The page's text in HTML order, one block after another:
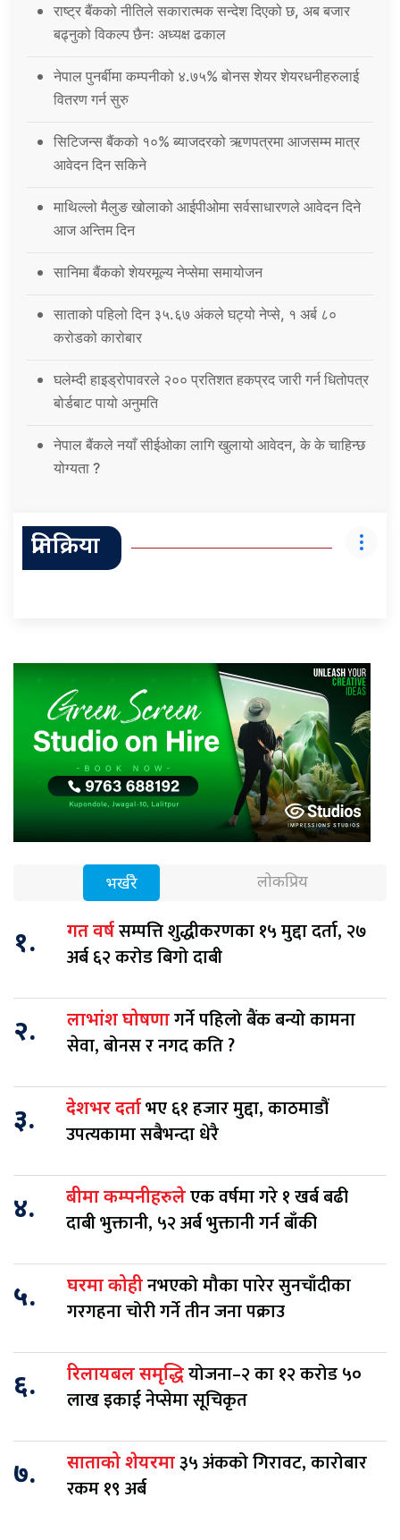
राष्ट्र बैंकको नीतिले सकारात्मक सन्देश दिएको छ, अब बजार
बढ्नुको विकल्प छैनः अध्यक्ष ढकाल
नेपाल पुनर्बीमा कम्पनीको ४.७५% बोनस शेयर शेयरधनीहरुलाई
वितरण गर्न सुरु
सिटिजन्स बैंकको १०% ब्याजदरको ऋणपत्रमा आजसम्म मात्र
आवेदन दिन सकिने
माथिल्लो मैलुङ खोलाको आईपीओमा सर्वसाधारणले आवेदन दिने
आज अन्तिम दिन
सानिमा बैंकको शेयरमूल्य नेप्सेमा समायोजन
साताको पहिलो दिन ३५.६७ अंकले घट्यो नेप्से, १ अर्ब ८०
करोडको कारोबार
घलेम्दी हाइड्रोपावरले २०० प्रतिशत हकप्रद जारी गर्न धितोपत्र
बोर्डबाट पायो अनुमति
नेपाल बैंकले नयाँ सीईओका लागि खुलायो आवेदन, के के चाहिन्छ
योग्यता ?
प्रतिक्रिया
भर्खरै लोकप्रिय
१. गत वर्षसम्पत्ति शुद्धीकरणका १५ मुद्दा दर्ता, २७
अर्ब ६२ करोड बिगो दाबी
२. लाभांश घोषणागर्ने पहिलो बैंक बन्यो कामना
सेवा, बोनस र नगद कति ?
३. देशभर दर्ताभए ६१ हजार मुद्दा, काठमाडौं
उपत्यकामा सबैभन्दा धेरै
४. बीमा कम्पनीहरुलेएक वर्षमा गरे १ खर्ब बढी
दाबी भुक्तानी, ५२ अर्ब भुक्तानी गर्न बाँकी
५. घरमा कोहीनभएको मौका पारेर सुनचाँदीका
गरगहना चोरी गर्ने तीन जना पक्राउ
६. रिलायबल समृद्धियोजना–२ का १२ करोड ५०
लाख इकाई नेप्सेमा सूचिकृत
७. साताको शेयरमा३५ अंकको गिरावट, कारोबार
रकम १९ अर्ब